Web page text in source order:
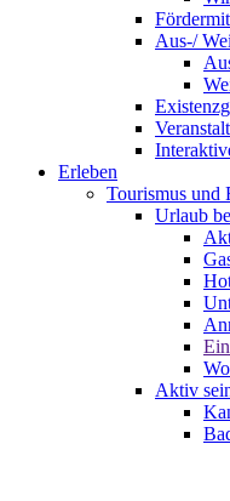
Aus-/
Erleben
Tourismus und
Urlaub
Aktiv